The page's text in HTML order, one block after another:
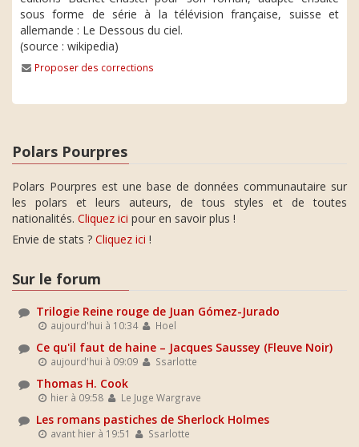
sous forme de série à la télévision française, suisse et
allemande : Le Dessous du ciel.
(source : wikipedia)
Proposer des corrections
Polars Pourpres
Polars Pourpres est une base de données communautaire sur
les polars et leurs auteurs, de tous styles et de toutes
nationalités. Cliquez ici pour en savoir plus !
Envie de stats ? Cliquez ici !
Sur le forum
Trilogie Reine rouge de Juan Gómez-Jurado
aujourd'hui à 10:34 Hoel
Ce qu'il faut de haine – Jacques Saussey (Fleuve Noir)
aujourd'hui à 09:09 Ssarlotte
Thomas H. Cook
hier à 09:58 Le Juge Wargrave
Les romans pastiches de Sherlock Holmes
avant hier à 19:51 Ssarlotte